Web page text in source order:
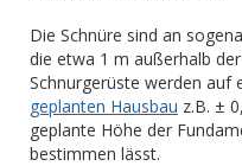
Die Schnüre sind an
die etwa 1 m außerhalb der
Schnurgerüste werden auf
geplanten Hausbau z.B. ±
geplante Höhe der
bestimmen lässt.